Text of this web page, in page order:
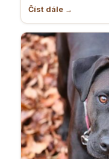
Číst dále →